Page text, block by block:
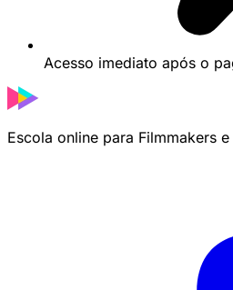
Acesso imediato após o
Escola online para Filmmakers